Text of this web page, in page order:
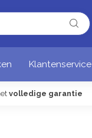
Klantenservice
volledige garantie